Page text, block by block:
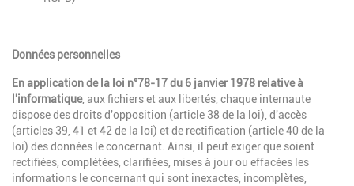
Données personnelles
En application de la loi n°78-17 du 6 janvier 1978 relative à
l'informatique, aux fichiers et aux libertés, chaque internaute
dispose des droits d'opposition (article 38 de la loi), d'accès
(articles 39, 41 et 42 de la loi) et de rectification (article 40 de la
loi) des données le concernant. Ainsi, il peut exiger que soient
rectifiées, complétées, clarifiées, mises à jour ou effacées les
informations le concernant qui sont inexactes, incomplètes,